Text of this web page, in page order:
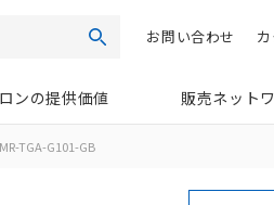
検索お問い合わせ
ンの提供価値 販売ネット
TGA-G101-GB